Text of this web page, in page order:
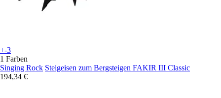
+-3
1 Farben
Singing Rock Steigeisen zum Bergsteigen FAKIR III Classic
194,34 €